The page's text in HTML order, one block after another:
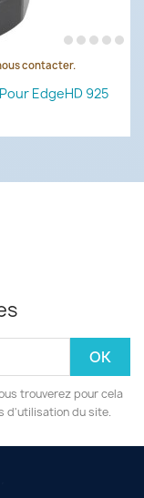
contacter.
EdgeHD 925
trouverez pour cela
d'utilisation du site.